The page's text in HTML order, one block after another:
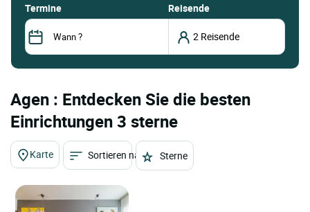
termine Reisende
Agen : Entdecken Sie die besten
Einrichtungen 3 sterne
Karte Sortieren nach Sterne